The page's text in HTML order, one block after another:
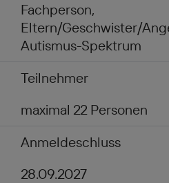
Fachperson,
Eltern/Geschwister/
Autismus-Spektrum
Teilnehmer
maximal 22 Personen
Anmeldeschluss
28.09.2027